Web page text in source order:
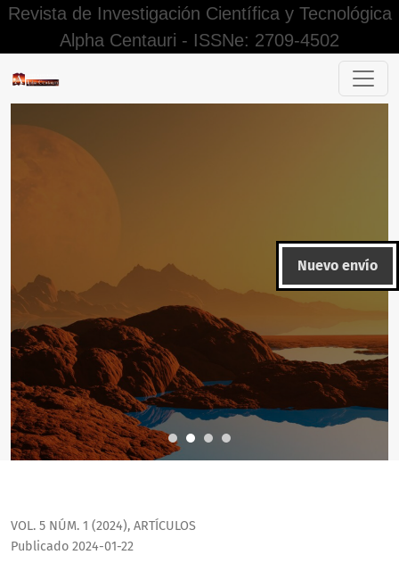
Revista de Investigación Científica y Tecnológica
Alpha Centauri - ISSNe: 2709-4502
Evaluación formativa en un contexto virtual: una revisión
Nuevo envío
VOL. 5 NÚM. 1 (2024), ARTÍCULOS
Publicado 2024-01-22